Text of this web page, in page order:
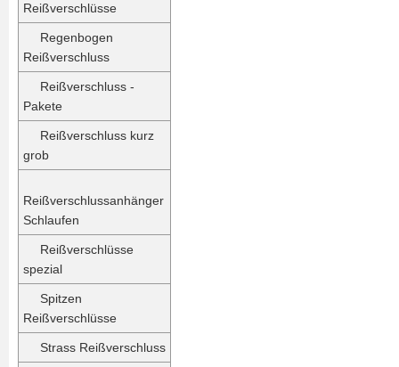
Reißverschlüsse
Regenbogen
Reißverschluss
Reißverschluss -
Pakete
Reißverschluss kurz
grob
Reißverschlussanhänger
Schlaufen
Reißverschlüsse
spezial
Spitzen
Reißverschlüsse
Strass Reißverschluss